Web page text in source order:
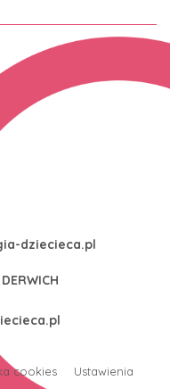
dziecieca.pl
cookies
Ustawienia